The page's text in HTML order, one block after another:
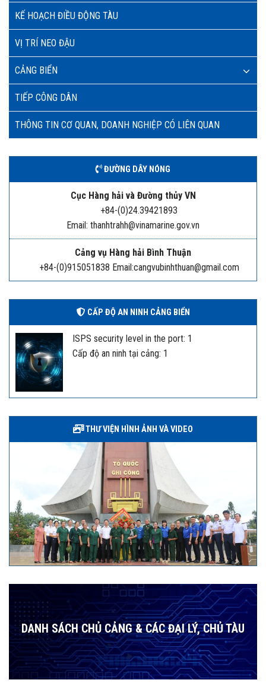
KẾ HOẠCH ĐIỀU ĐỘNG TÀU
VỊ TRÍ NEO ĐẬU
CẢNG BIỂN
TIẾP CÔNG DÂN
THÔNG TIN CƠ QUAN, DOANH NGHIỆP CÓ LIÊN QUAN
ĐƯỜNG DÂY NÓNG
Cục Hàng hải và Đường thủy VN
+84-(0)24.39421893
Email: thanhtrahh@vinamarine.gov.vn
Cảng vụ Hàng hải Bình Thuận
+84-(0)915051838 Email:cangvubinhthuan@gmail.com
CẤP ĐỘ AN NINH CẢNG BIỂN
ISPS security level in the port: 1
Cấp độ an ninh tại cảng: 1
THƯ VIỆN HÌNH ẢNH VÀ VIDEO
DANH SÁCH CHỦ CẢNG & CÁC ĐẠI LÝ, CHỦ TÀU